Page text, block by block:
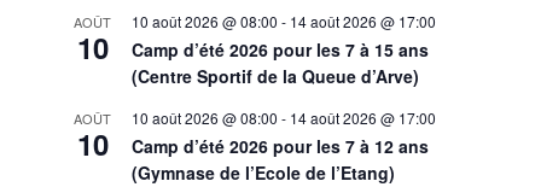
AOÛT
10
10 août 2026 @ 08:00 - 14 août 2026 @ 17:00
Camp d’été 2026 pour les 7 à 15 ans
(Centre Sportif de la Queue d’Arve)
AOÛT
10
10 août 2026 @ 08:00 - 14 août 2026 @ 17:00
Camp d’été 2026 pour les 7 à 12 ans
(Gymnase de l’Ecole de l’Etang)